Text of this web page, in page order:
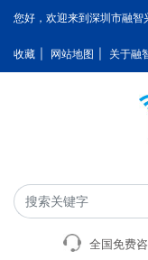
您好，欢迎来到深圳市融智
收藏 网站地图 关于融
全国免费